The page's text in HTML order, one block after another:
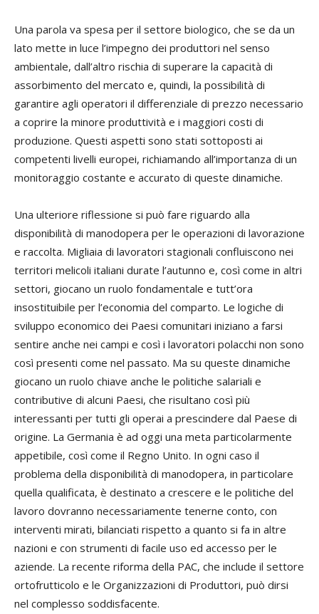
Una parola va spesa per il settore biologico, che se da un
lato mette in luce l’impegno dei produttori nel senso
ambientale, dall’altro rischia di superare la capacità di
assorbimento del mercato e, quindi, la possibilità di
garantire agli operatori il differenziale di prezzo necessario
a coprire la minore produttività e i maggiori costi di
produzione. Questi aspetti sono stati sottoposti ai
competenti livelli europei, richiamando all’importanza di un
monitoraggio costante e accurato di queste dinamiche.
Una ulteriore riflessione si può fare riguardo alla
disponibilità di manodopera per le operazioni di lavorazione
e raccolta. Migliaia di lavoratori stagionali confluiscono nei
territori melicoli italiani durate l’autunno e, così come in altri
settori, giocano un ruolo fondamentale e tutt’ora
insostituibile per l’economia del comparto. Le logiche di
sviluppo economico dei Paesi comunitari iniziano a farsi
sentire anche nei campi e così i lavoratori polacchi non sono
così presenti come nel passato. Ma su queste dinamiche
giocano un ruolo chiave anche le politiche salariali e
contributive di alcuni Paesi, che risultano così più
interessanti per tutti gli operai a prescindere dal Paese di
origine. La Germania è ad oggi una meta particolarmente
appetibile, così come il Regno Unito. In ogni caso il
problema della disponibilità di manodopera, in particolare
quella qualificata, è destinato a crescere e le politiche del
lavoro dovranno necessariamente tenerne conto, con
interventi mirati, bilanciati rispetto a quanto si fa in altre
nazioni e con strumenti di facile uso ed accesso per le
aziende. La recente riforma della PAC, che include il settore
ortofrutticolo e le Organizzazioni di Produttori, può dirsi
nel complesso soddisfacente.